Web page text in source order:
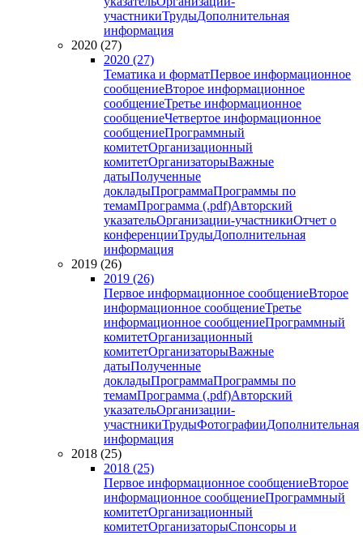
участникиТрудыДополнительная
информация
2020 (27)
2020 (27)
Тематика и форматПервое информационное
сообщениеВторое информационное
сообщениеТретье информационное
сообщениеЧетвертое информационное
сообщениеПрограммный
комитетОрганизационный
комитетОрганизаторыВажные
датыПолученные
докладыПрограммаПрограммы по
темамПрограмма (.pdf)Авторский
указательОрганизации-участникиОтчет о
конференцииТрудыДополнительная
информация
2019 (26)
2019 (26)
Первое информационное сообщениеВторое
информационное сообщениеТретье
информационное сообщениеПрограммный
комитетОрганизационный
комитетОрганизаторыВажные
датыПолученные
докладыПрограммаПрограммы по
темамПрограмма (.pdf)Авторский
указательОрганизации-
участникиТрудыФотографииДополнительная
информация
2018 (25)
2018 (25)
Первое информационное сообщениеВторое
информационное сообщениеПрограммный
комитетОрганизационный
комитетОрганизаторыСпонсоры и